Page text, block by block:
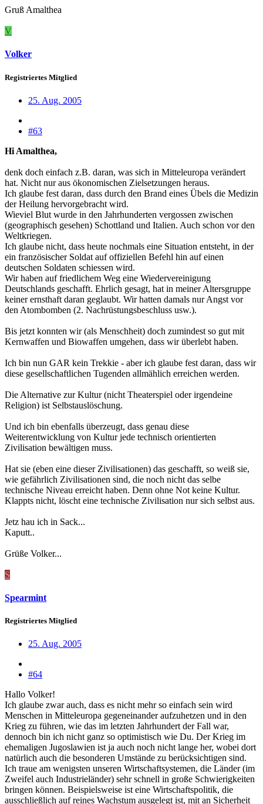
Gruß Amalthea
V
Volker
Registriertes Mitglied
25. Aug. 2005
#63
Hi Amalthea,
denk doch einfach z.B. daran, was sich in Mitteleuropa verändert
hat. Nicht nur aus ökonomischen Zielsetzungen heraus.
Ich glaube fest daran, dass durch den Brand eines Übels die Medizin
der Heilung hervorgebracht wird.
Wieviel Blut wurde in den Jahrhunderten vergossen zwischen
(geographisch gesehen) Schottland und Italien. Auch schon vor den
Weltkriegen.
Ich glaube nicht, dass heute nochmals eine Situation entsteht, in der
ein französischer Soldat auf offiziellen Befehl hin auf einen
deutschen Soldaten schiessen wird.
Wir haben auf friedlichem Weg eine Wiedervereinigung
Deutschlands geschafft. Ehrlich gesagt, hat in meiner Altersgruppe
keiner ernsthaft daran geglaubt. Wir hatten damals nur Angst vor
den Atombomben (2. Nachrüstungsbeschluss usw.).
Bis jetzt konnten wir (als Menschheit) doch zumindest so gut mit
Kernwaffen und Biowaffen umgehen, dass wir überlebt haben.
Ich bin nun GAR kein Trekkie - aber ich glaube fest daran, dass wir
diese gesellschaftlichen Tugenden allmählich erreichen werden.
Die Alternative zur Kultur (nicht Theaterspiel oder irgendeine
Religion) ist Selbstauslöschung.
Und ich bin ebenfalls überzeugt, dass genau diese
Weiterentwicklung von Kultur jede technisch orientierten
Zivilisation bewältigen muss.
Hat sie (eben eine dieser Zivilisationen) das geschafft, so weiß sie,
wie gefährlich Zivilisationen sind, die noch nicht das selbe
technische Niveau erreicht haben. Denn ohne Not keine Kultur.
Klappts nicht, löscht eine technische Zivilisation nur sich selbst aus.
Jetz hau ich in Sack...
Kaputt..
Grüße Volker...
S
Spearmint
Registriertes Mitglied
25. Aug. 2005
#64
Hallo Volker!
Ich glaube zwar auch, dass es nicht mehr so einfach sein wird
Menschen in Mitteleuropa gegeneinander aufzuhetzen und in den
Krieg zu führen, wie das im letzten Jahrhundert der Fall war,
dennoch bin ich nicht ganz so optimistisch wie Du. Der Krieg im
ehemaligen Jugoslawien ist ja auch noch nicht lange her, wobei dort
natürlich auch die besonderen Umstände zu berücksichtigen sind.
Ich traue am wenigsten unseren Wirtschaftsystemen, die Länder (im
Zweifel auch Industrieländer) sehr schnell in große Schwierigkeiten
bringen können. Beispielsweise ist eine Wirtschaftspolitik, die
ausschließlich auf reines Wachstum ausgelegt ist, mit an Sicherheit